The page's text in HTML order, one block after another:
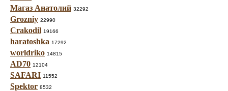
Магаз Анатолий 32292
Grozniy 22990
Crakodil 19166
haratoshka 17292
worldriko 14815
AD70 12104
SAFARI 11552
Spektor 8532